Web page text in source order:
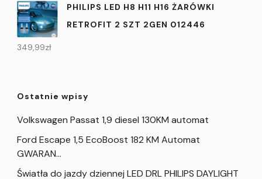
PHILIPS LED H8 H11 H16 ŻARÓWKI
RETROFIT 2 SZT 2GEN 012446
349,99zł
Ostatnie wpisy
Volkswagen Passat 1,9 diesel 130KM automat
Ford Escape 1,5 EcoBoost 182 KM Automat
GWARAN…
Światła do jazdy dziennej LED DRL PHILIPS DAYLIGHT